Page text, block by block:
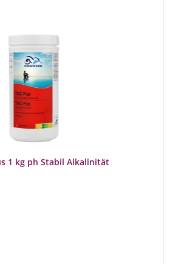
1 kg ph Stabil Alkalinität